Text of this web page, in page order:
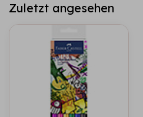
Zuletzt angesehen